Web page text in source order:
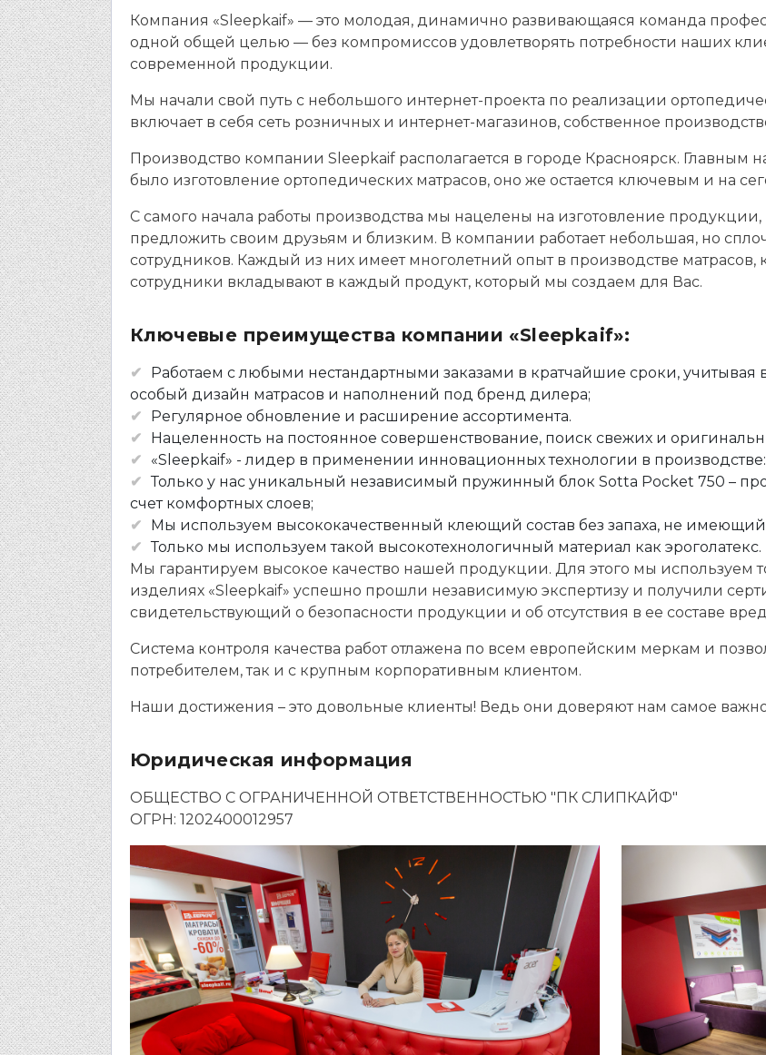
Компания «Sleepkaif» — это молодая, динамично развивающаяся команда
одной общей целью — без компромиссов удовлетворять потребности наших
современной продукции.
Мы начали свой путь с небольшого интернет-проекта по реализации
включает в себя сеть розничных и интернет-магазинов, собственное
Производство компании Sleepkaif располагается в городе Красноярск. Главным
было изготовление ортопедических матрасов, оно же остается ключевым и на
С самого начала работы производства мы нацелены на изготовление продукции,
предложить своим друзьям и близким. В компании работает небольшая, но
сотрудников. Каждый из них имеет многолетний опыт в производстве матрасов,
сотрудники вкладывают в каждый продукт, который мы создаем для Вас.
Ключевые преимущества компании «Sleepkaif»:
Работаем с любыми нестандартными заказами в кратчайшие сроки, учитывая
особый дизайн матрасов и наполнений под бренд дилера;
Регулярное обновление и расширение ассортимента.
Нацеленность на постоянное совершенствование, поиск свежих и
«Sleepkaif» - лидер в применении инновационных технологии в производстве:
Только у нас уникальный независимый пружинный блок Sotta Pocket 750 –
счет комфортных слоев;
Мы используем высококачественный клеющий состав без запаха, не
Только мы используем такой высокотехнологичный материал как эроголатекс.
Мы гарантируем высокое качество нашей продукции. Для этого мы используем
изделиях «Sleepkaif» успешно прошли независимую экспертизу и получили
свидетельствующий о безопасности продукции и об отсутствия в ее составе
Система контроля качества работ отлажена по всем европейским меркам и
потребителем, так и с крупным корпоративным клиентом.
Наши достижения – это довольные клиенты! Ведь они доверяют нам самое
Юридическая информация
ОБЩЕСТВО С ОГРАНИЧЕННОЙ ОТВЕТСТВЕННОСТЬЮ "ПК СЛИПКАЙФ"
ОГРН: 1202400012957